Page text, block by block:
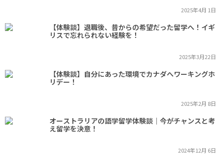
2025年4月 1日
【体験談】退職後、昔からの希望だった留学へ！イギ
リスで忘れられない経験を！
2025年3月22日
【体験談】自分にあった環境でカナダへワーキングホ
リデー！
2025年2月 8日
オーストラリアの語学留学体験談｜今がチャンスと考
え留学を決意！
2024年12月 6日